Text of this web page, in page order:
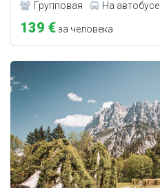
Групповая На автобусе
139 €за человека